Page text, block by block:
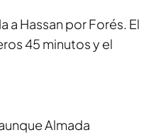
a Hassan por Forés. El
45 minutos y el
Almada